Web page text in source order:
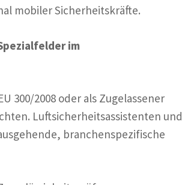
mobiler Sicherheitskräfte.
im
300/2008 oder als Zugelassener
Luftsicherheitsassistenten und
branchenspezifische